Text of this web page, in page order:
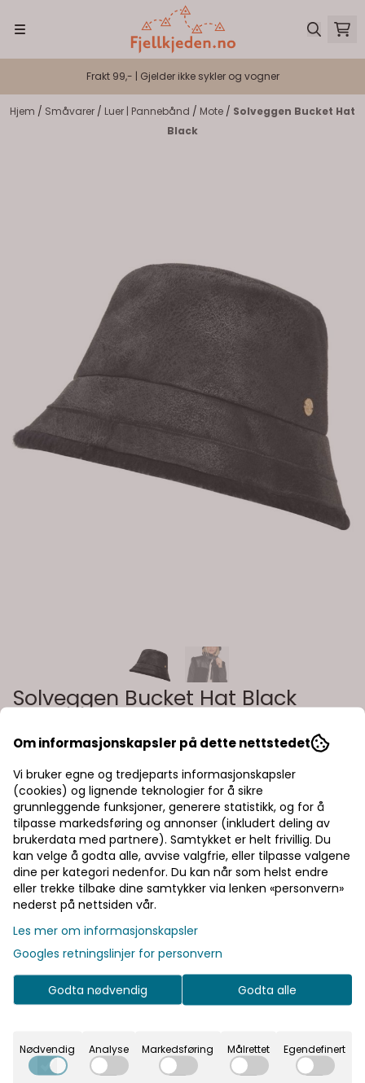
Frakt 99,- | Gjelder ikke sykler og vogner
Hjem / Småvarer / Luer | Pannebånd / Mote / Solveggen Bucket Hat
Black
Solveggen Bucket Hat Black
samtidig som den vil gi antrekket et stilig løft. Løsere
passform sammenlignet med en lue. Farge: black
Egenskaper: 100 % lammeull 100 % imitert skinn (polyester)
på utsiden ca 60.5 cm i omkrets
Les mer
1.000,-
Velg størrelse
Legg i handlekurv
På lager
Rask levering
Om informasjonskapsler på dette nettstedet
Vi bruker egne og tredjeparts informasjonskapsler
(cookies) og lignende teknologier for å sikre
grunnleggende funksjoner, generere statistikk, og for å
tilpasse markedsføring og annonser (inkludert deling av
brukerdata med partnere). Samtykket er helt frivillig. Du
kan velge å godta alle, avvise valgfrie, eller tilpasse valgene
dine per kategori nedenfor. Du kan når som helst endre
eller trekke tilbake dine samtykker via lenken «personvern»
nederst på nettsiden vår.
Les mer om informasjonskapsler
Googles retningslinjer for personvern
Godta nødvendig Godta alle
Nødvendig Analyse Markedsføring Målrettet Egendefinert